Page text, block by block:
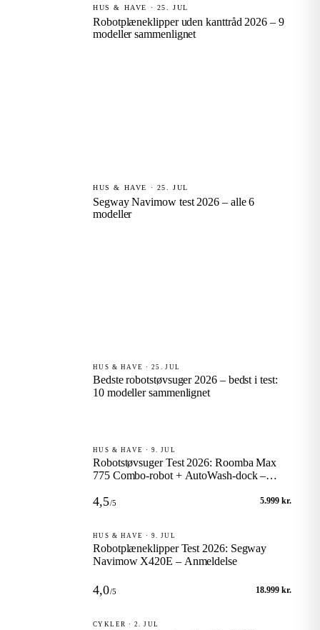
HUS & HAVE · 25. JUL
Robotplæneklipper uden kanttråd 2026 – 9
modeller sammenlignet
HUS & HAVE · 25. JUL
Segway Navimow test 2026 – alle 6
modeller
HUS & HAVE · 25. JUL
Bedste robotstøvsuger 2026 – bedst i test:
10 modeller sammenlignet
HUS & HAVE · 9. JUL
Robotstøvsuger Test 2026: Roomba Max
775 Combo-robot + AutoWash-dock –
4,5/5 5.999 kr.
HUS & HAVE · 9. JUL
Robotplæneklipper Test 2026: Segway
Navimow X420E – Anmeldelse
4,0/5 18.999 kr.
CYKLER · 2. JUL